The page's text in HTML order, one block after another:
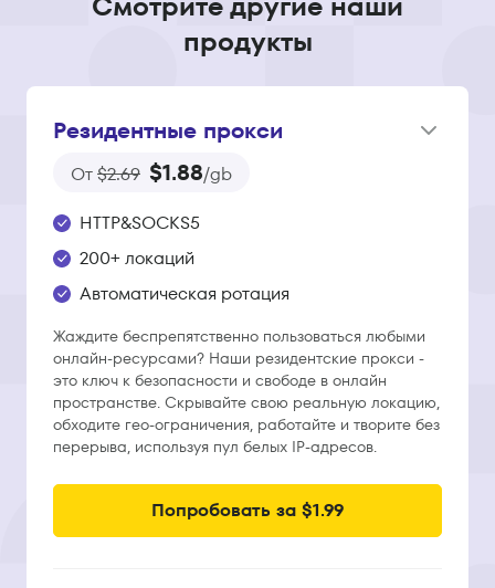
продукты
Резидентные прокси
От$2.69 $1.88/gb
HTTP&SOCKS5
200+ локаций
Автоматическая ротация
Жаждите беспрепятственно пользоваться любыми
онлайн-ресурсами? Наши резидентские прокси -
это ключ к безопасности и свободе в онлайн
пространстве. Скрывайте свою реальную локацию,
обходите гео-ограничения, работайте и творите без
перерыва, используя пул белых IP-адресов.
Попробовать за $1.99